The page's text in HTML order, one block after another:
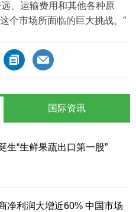
、运输费用和其他各种原
个市场所面临的巨大挑战。”
生“生鲜果蔬出口第一股”
净利润大增近60% 中国市场
国际资讯